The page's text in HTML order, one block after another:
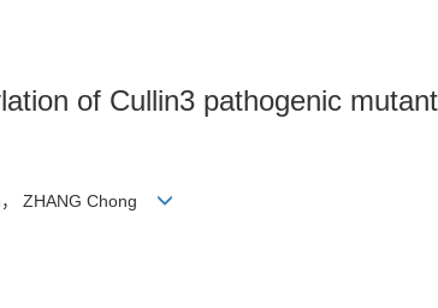
of Cullin3 pathogenic
， ZHANG Chong